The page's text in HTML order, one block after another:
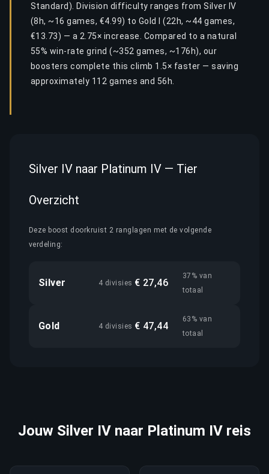
Standard). Division difficulty ranges from Silver IV
(8h, ~16 games, €4.99) to Gold I (22h, ~44 games,
€13.73) — a 2.75× increase. Compared to a natural
55% win-rate grind (~352 games, ~176h), our
boosters complete this climb 1.5× faster — saving
approximately 112 games and 56h.
Silver IV naar Platinum IV — Tier
Overzicht
Deze boost doorkruist 2 ranglagen met de volgende
verdeling:
Silver 4 divisies € 27,46
37% van
totaal
Gold 4 divisies € 47,44
63% van
totaal
Jouw Silver IV naar Platinum IV reis